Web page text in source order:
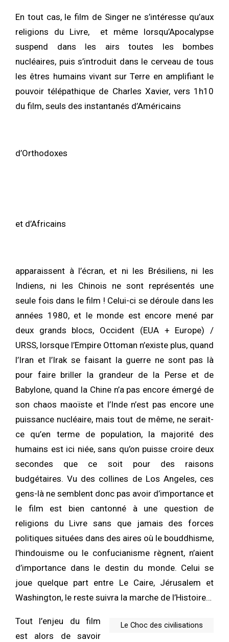
En tout cas, le film de Singer ne s’intéresse qu’aux
religions du Livre, et même lorsqu’Apocalypse
suspend dans les airs toutes les bombes
nucléaires, puis s’introduit dans le cerveau de tous
les êtres humains vivant sur Terre en amplifiant le
pouvoir télépathique de Charles Xavier, vers 1h10
du film, seuls des instantanés d’Américains
d’Orthodoxes
et d’Africains
apparaissent à l’écran, et ni les Brésiliens, ni les
Indiens, ni les Chinois ne sont représentés une
seule fois dans le film ! Celui-ci se déroule dans les
années 1980, et le monde est encore mené par
deux grands blocs, Occident (EUA + Europe) /
URSS, lorsque l’Empire Ottoman n’existe plus, quand
l’Iran et l’Irak se faisant la guerre ne sont pas là
pour faire briller la grandeur de la Perse et de
Babylone, quand la Chine n’a pas encore émergé de
son chaos maoïste et l’Inde n’est pas encore une
puissance nucléaire, mais tout de même, ne serait-
ce qu’en terme de population, la majorité des
humains est ici niée, sans qu’on puisse croire deux
secondes que ce soit pour des raisons
budgétaires. Vu des collines de Los Angeles, ces
gens-là ne semblent donc pas avoir d’importance et
le film est bien cantonné à une question de
religions du Livre sans que jamais des forces
politiques situées dans des aires où le bouddhisme,
l’hindouisme ou le confucianisme règnent, n’aient
d’importance dans le destin du monde. Celui se
joue quelque part entre Le Caire, Jérusalem et
Washington, le reste suivra la marche de l’Histoire…
Le Choc des civilisations
Tout l’enjeu du film
est alors de savoir